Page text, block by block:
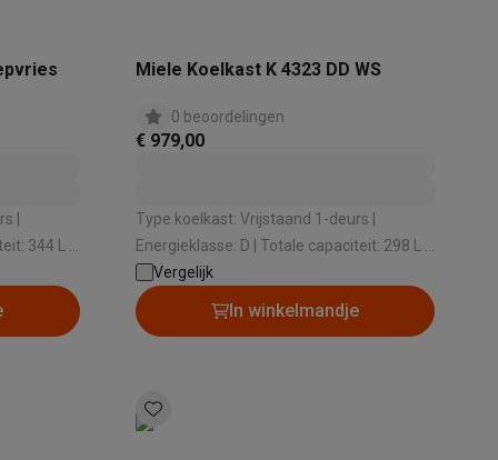
|
Miele Koelkast K 4323 DD WS
0 beoordelingen
€ 979,00
Type koelkast: Vrijstaand 1-deurs |
Energieklasse: D | Totale capaciteit: 298 L |
Koelingsysteem: Dynamisch |
Geluidsniveau: 37 dB
Vergelijk
In winkelmandje